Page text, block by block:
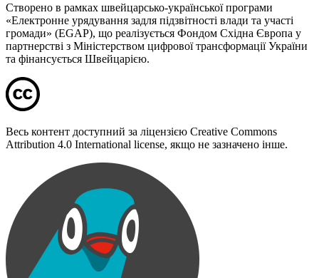
Створено в рамках швейцарсько-української програми
«Електронне урядування задля підзвітності влади та участі
громади» (EGAP), що реалізується Фондом Східна Європа у
партнерстві з Міністерством цифрової трансформації України
та фінансується Швейцарією.
Весь контент доступний за ліцензією Creative Commons
Attribution 4.0 International license, якщо не зазначено інше.